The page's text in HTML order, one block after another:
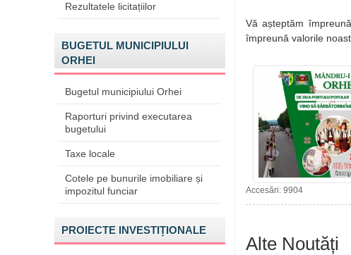
Rezultatele licitațiilor
BUGETUL MUNICIPIULUI
ORHEI
Bugetul municipiului Orhei
Raporturi privind executarea
bugetului
Taxe locale
Cotele pe bunurile imobiliare și
impozitul funciar
PROIECTE INVESTIȚIONALE
Vă așteptăm
împreună valorile
Accesări: 9904
Alte Noutăți